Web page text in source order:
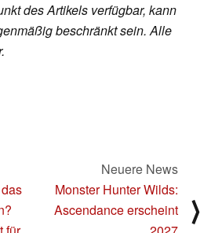
des Artikels verfügbar, kann
beschränkt sein. Alle
Neuere News
Monster Hunter Wilds:
Ascendance erscheint
⟩